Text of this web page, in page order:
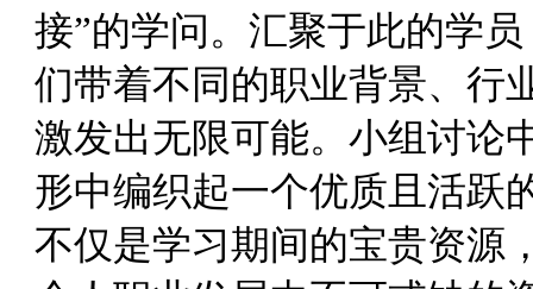
接”的学问。汇聚于此的学
们带着不同的职业背景、行
激发出无限可能。小组讨论
形中编织起一个优质且活跃
不仅是学习期间的宝贵资源